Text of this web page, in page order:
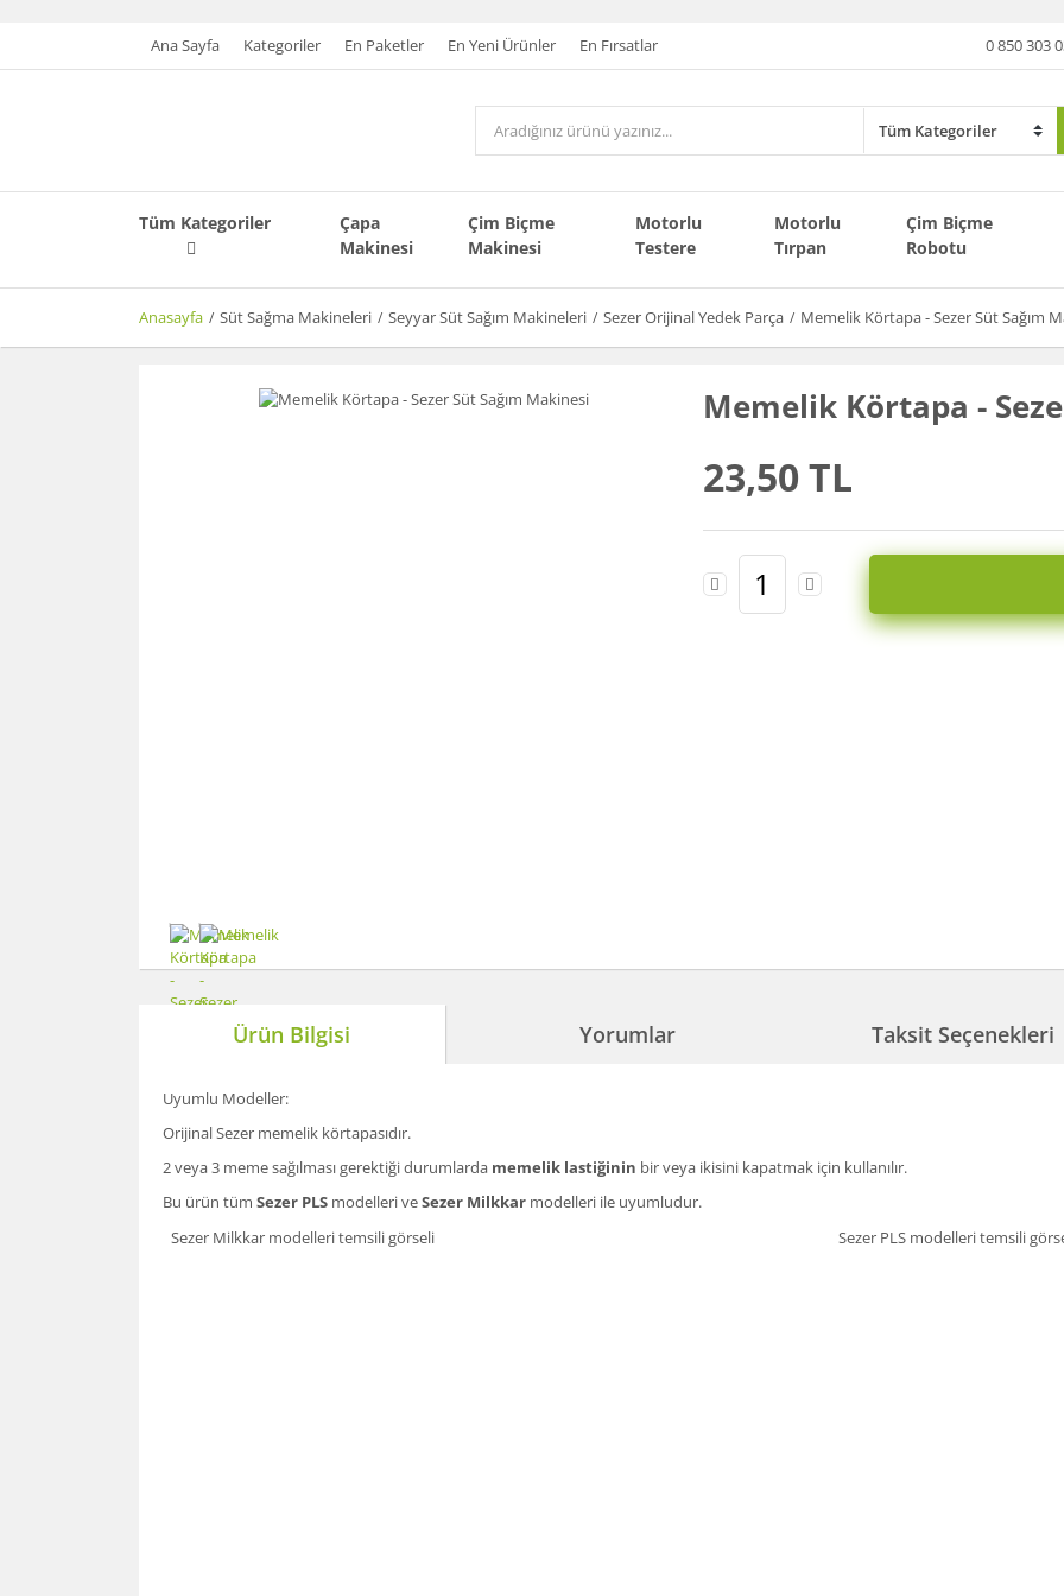
Ana Sayfa Kategoriler En Paketler En Yeni Ürünler En Fırsatlar 0 850 303
Tüm Kategoriler
Çapa
Makinesi
Çim Biçme
Makinesi
Motorlu
Testere
Motorlu
Tırpan
Çim Biçme
Robotu
Anasayfa Süt Sağma Makineleri Seyyar Süt Sağım Makineleri Sezer Orijinal Yedek Parça Memelik Körtapa - Sezer Süt Sağım
Memelik Körtapa -
23,50 TL
Ürün Bilgisi Yorumlar Taksit Seçenekleri
Uyumlu Modeller:
Orijinal Sezer memelik körtapasıdır.
2 veya 3 meme sağılması gerektiği durumlarda memelik lastiğinin bir veya ikisini kapatmak için kullanılır.
Bu ürün tüm Sezer PLS modelleri veSezer Milkkar modelleri ile uyumludur.
Sezer Milkkar modelleri temsili görseli
Sezer PLS modelleri temsili